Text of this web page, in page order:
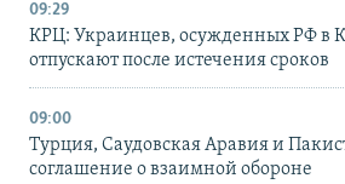
09:29
КРЦ: Украинцев, осужденных РФ в
отпускают после истечения сроков
09:00
Турция, Саудовская Аравия и
соглашение о взаимной обороне